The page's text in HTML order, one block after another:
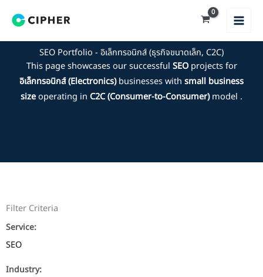
SEO Portfolio - อิเล็กทรอนิกส์ (ธุรกิจขนาดเล็ก, C2C)
This page showcases our successful SEOprojects for
อิเล็กทรอนิกส์ (Electronics)businesses with small business
sizeoperating in C2C (Consumer-to-Consumer)model .
Filter Criteria
Service:
SEO
Industry: